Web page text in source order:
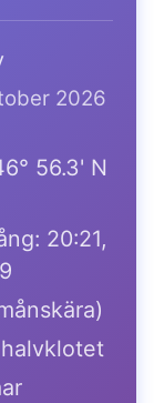
2026
56.3' N
20:21,